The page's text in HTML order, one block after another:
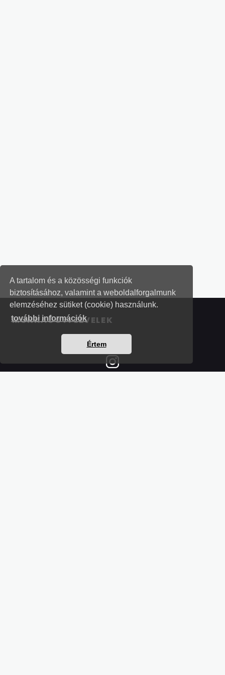
A tartalom és a közösségi funkciók
biztosításához, valamint a weboldalforgalmunk
elemzéséhez sütiket (cookie) használunk.
további információk
Értem
MUNKAÜGYI LEVELEK